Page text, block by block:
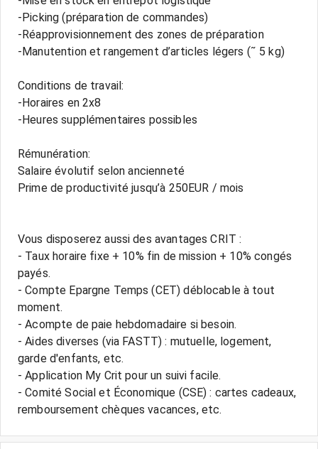
-Picking (préparation de commandes)
-Réapprovisionnement des zones de préparation
-Manutention et rangement d’articles légers (˜ 5 kg)
Conditions de travail:
-Horaires en 2x8
-Heures supplémentaires possibles
Rémunération:
Salaire évolutif selon ancienneté
Prime de productivité jusqu’à 250EUR / mois
Vous disposerez aussi des avantages CRIT :
- Taux horaire fixe + 10% fin de mission + 10% congés
payés.
- Compte Epargne Temps (CET) déblocable à tout
moment.
- Acompte de paie hebdomadaire si besoin.
- Aides diverses (via FASTT) : mutuelle, logement,
garde d'enfants, etc.
- Application My Crit pour un suivi facile.
- Comité Social et Économique (CSE) : cartes cadeaux,